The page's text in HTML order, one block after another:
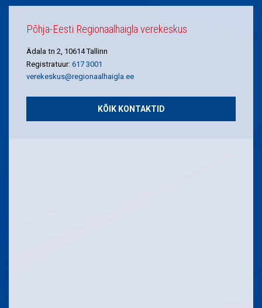
Põhja-Eesti Regionaalhaigla verekeskus
Ädala tn 2, 10614 Tallinn
Registratuur: 617 3001
verekeskus@regionaalhaigla.ee
KÕIK KONTAKTID